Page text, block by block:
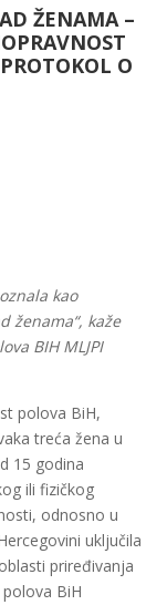
ŽENAMA –
O
kao
ženama“, kaže
BIH MLJPI
polova BiH,
treća žena u
15 godina
ili fizičkog
odnosno u
uključila
priređivanja
BiH